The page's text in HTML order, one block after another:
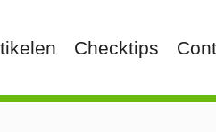
Checktips